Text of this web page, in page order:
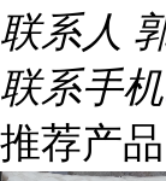
联系人
联系手机
推荐产品